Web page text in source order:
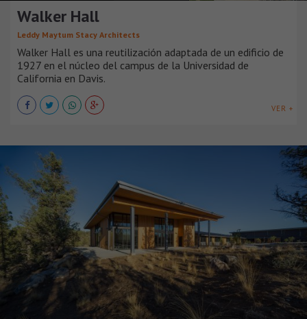
Walker Hall
Leddy Maytum Stacy Architects
Walker Hall es una reutilización adaptada de un edificio de
1927 en el núcleo del campus de la Universidad de
California en Davis.
VER +